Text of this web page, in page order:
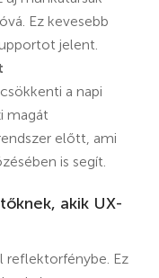
Ez kevesebb
jelent.
a napi
magát
előtt, ami
is segít.
akik UX-
reflektorfénybe. Ez